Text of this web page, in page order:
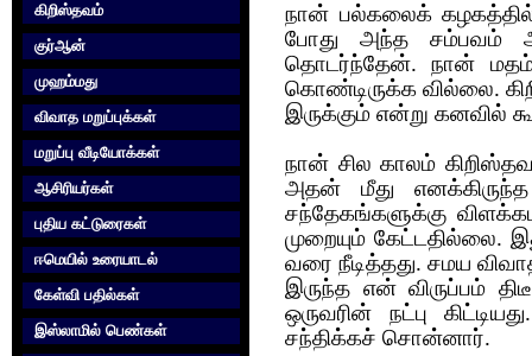
கிறிஸ்தவம்
குர்‍ஆன்
முஹம்மது
விவாத மறுப்புக்கள்
மறுப்பு வீடியோக்கள்
ஆசிரியர்கள்
புதிய கட்டுரைகள்
ஈமெயில் உரையாடல்
கேள்வி பதில்கள்
இஸ்லாமில் பெண்கள்
நான் பல்கலைக்
போது அந்த சம்பவம்
தொடர்ந்தேன். நான்
கொண்டிருக்க வில்லை.
இருக்கும் என்று கனவில்
நான் சில காலம்
அதன் மீது
சந்தேகங்களுக்கு
முறையும் கேட்டதில்லை.
வரை நீடித்தது. சமய
இருந்த என் விருப்பம்
ஒருவரின் நட்பு
சந்திக்கச் சொன்னார்.